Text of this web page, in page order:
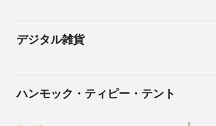
デジタル雑貨
ハンモック・ティピー・テント